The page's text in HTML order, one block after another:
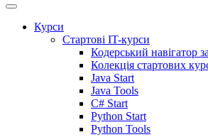
Курси
Стартові IT-курси
Кодерський навігатор за
Колекція стартових
Java Start
Java Tools
C# Start
Python Start
Python Tools